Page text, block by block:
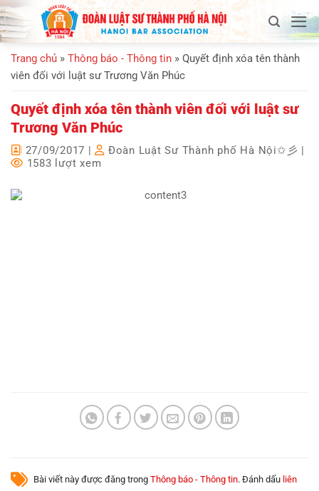
Bỏ
qua
nội
dung
Trang chủ » Thông báo - Thông tin » Quyết định xóa tên thành
viên đối với luật sư Trương Văn Phúc
Quyết định xóa tên thành viên đối với luật sư
Trương Văn Phúc
27/09/2017 | Đoàn Luật Sư Thành phố Hà Nội✩彡 |
1583 lượt xem
Bài viết này được đăng trong Thông báo - Thông tin. Đánh dấu liên